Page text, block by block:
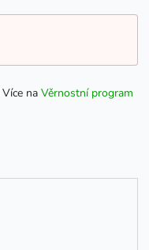
Více na Věrnostní program